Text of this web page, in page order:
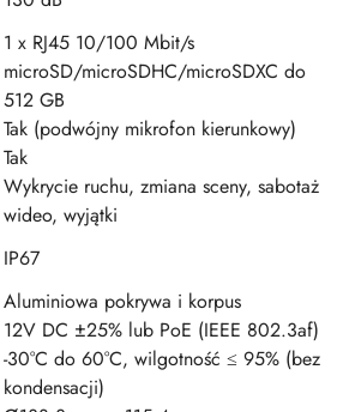
1 x RJ45 10/100 Mbit/s
microSD/microSDHC/microSDXC do
512 GB
Tak (podwójny mikrofon kierunkowy)
Tak
Wykrycie ruchu, zmiana sceny, sabotaż
wideo, wyjątki
IP67
Aluminiowa pokrywa i korpus
12V DC ±25% lub PoE (IEEE 802.3af)
-30°C do 60°C, wilgotność ≤ 95% (bez
kondensacji)